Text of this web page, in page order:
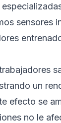
sensores
un
efecto se
no le